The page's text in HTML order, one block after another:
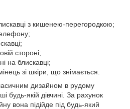
з кишенею-перегородкою;
стороні;
на блискавці;
зі шкіри, що знімається.
дизайном в рудому
будь-якій дівчині. За рахунок
вона підійде під будь-який